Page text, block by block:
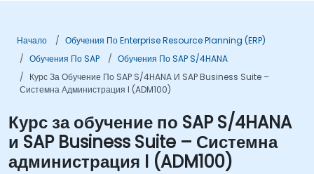
Начало
Обучения По Enterprise Resource Planning (ERP)
Обучения По SAP
Обучения По SAP S/4HANA
Курс За Обучение По SAP S/4HANA И SAP Business Suite –
Системна Администрация I (ADM100)
Курс за обучение по SAP S/4HANA
и SAP Business Suite – Системна
администрация I (ADM100)